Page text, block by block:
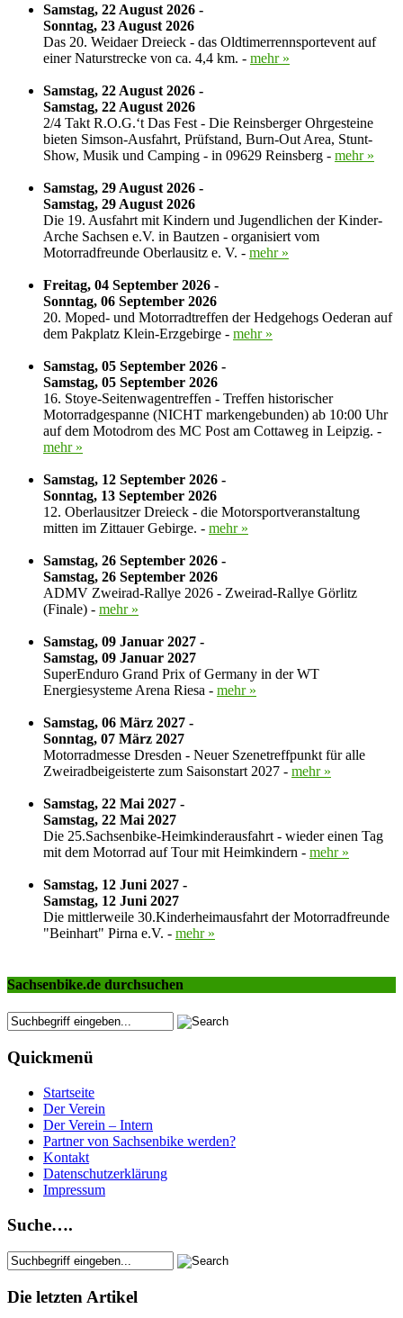
Samstag, 22 August 2026 -
Sonntag, 23 August 2026
Das 20. Weidaer Dreieck - das Oldtimerrennsportevent auf
einer Naturstrecke von ca. 4,4 km. - mehr »
Samstag, 22 August 2026 -
Samstag, 22 August 2026
2/4 Takt R.O.G.‘t Das Fest - Die Reinsberger Ohrgesteine
bieten Simson-Ausfahrt, Prüfstand, Burn-Out Area, Stunt-
Show, Musik und Camping - in 09629 Reinsberg - mehr »
Samstag, 29 August 2026 -
Samstag, 29 August 2026
Die 19. Ausfahrt mit Kindern und Jugendlichen der Kinder-
Arche Sachsen e.V. in Bautzen - organisiert vom
Motorradfreunde Oberlausitz e. V. - mehr »
Freitag, 04 September 2026 -
Sonntag, 06 September 2026
20. Moped- und Motorradtreffen der Hedgehogs Oederan auf
dem Pakplatz Klein-Erzgebirge - mehr »
Samstag, 05 September 2026 -
Samstag, 05 September 2026
16. Stoye-Seitenwagentreffen - Treffen historischer
Motorradgespanne (NICHT markengebunden) ab 10:00 Uhr
auf dem Motodrom des MC Post am Cottaweg in Leipzig. -
mehr »
Samstag, 12 September 2026 -
Sonntag, 13 September 2026
12. Oberlausitzer Dreieck - die Motorsportveranstaltung
mitten im Zittauer Gebirge. - mehr »
Samstag, 26 September 2026 -
Samstag, 26 September 2026
ADMV Zweirad-Rallye 2026 - Zweirad-Rallye Görlitz
(Finale) - mehr »
Samstag, 09 Januar 2027 -
Samstag, 09 Januar 2027
SuperEnduro Grand Prix of Germany in der WT
Energiesysteme Arena Riesa - mehr »
Samstag, 06 März 2027 -
Sonntag, 07 März 2027
Motorradmesse Dresden - Neuer Szenetreffpunkt für alle
Zweiradbeigeisterte zum Saisonstart 2027 - mehr »
Samstag, 22 Mai 2027 -
Samstag, 22 Mai 2027
Die 25.Sachsenbike-Heimkinderausfahrt - wieder einen Tag
mit dem Motorrad auf Tour mit Heimkindern - mehr »
Samstag, 12 Juni 2027 -
Samstag, 12 Juni 2027
Die mittlerweile 30.Kinderheimausfahrt der Motorradfreunde
"Beinhart" Pirna e.V. - mehr »
Sachsenbike.de durchsuchen
Quickmenü
Startseite
Der Verein
Der Verein – Intern
Partner von Sachsenbike werden?
Kontakt
Datenschutzerklärung
Impressum
Suche….
Die letzten Artikel